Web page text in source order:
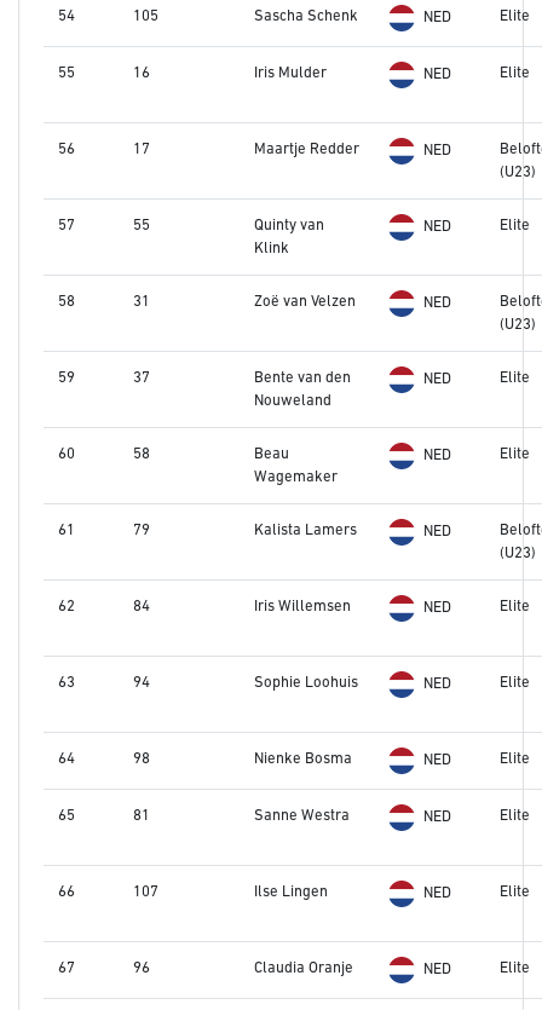
54 105 Sascha Schenk NED Elite
55 16 Iris Mulder NED Elite
56 17 Maartje Redder NED
(U23)
57 55
Quinty van
Klink
NED Elite
58 31 Zoë van Velzen NED
(U23)
59 37
Bente van den
Nouweland
NED Elite
60 58
Beau
Wagemaker
NED Elite
61 79 Kalista Lamers NED
(U23)
62 84 Iris Willemsen NED Elite
63 94 Sophie Loohuis NED Elite
64 98 Nienke Bosma NED Elite
65 81 Sanne Westra NED Elite
66 107 Ilse Lingen NED Elite
67 96 Claudia Oranje NED Elite